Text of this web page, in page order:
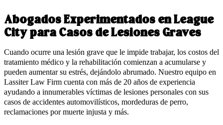
Abogados Experimentados en League
City para Casos de Lesiones Graves
Cuando ocurre una lesión grave que le impide trabajar, los costos del
tratamiento médico y la rehabilitación comienzan a acumularse y
pueden aumentar su estrés, dejándolo abrumado. Nuestro equipo en
Lassiter Law Firm cuenta con más de 20 años de experiencia
ayudando a innumerables víctimas de lesiones personales con sus
casos de accidentes automovilísticos, mordeduras de perro,
reclamaciones por muerte injusta y más.